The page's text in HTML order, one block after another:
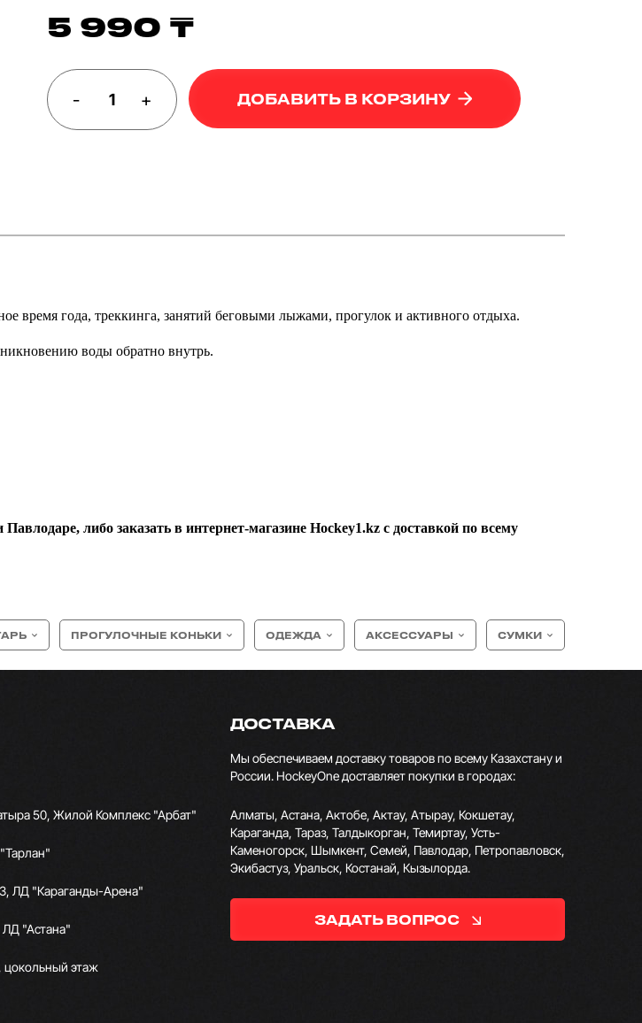
5 990 ₸
- + ДОБАВИТЬ В КОРЗИНУ
время года, треккинга, занятий беговыми лыжами, прогулок и активного отдыха.
воды обратно внутрь.
либо заказать в интернет-магазине Hockey1.kz с доставкой по всему
ПРОГУЛОЧНЫЕ КОНЬКИ ОДЕЖДА АКСЕССУАРЫ СУМКИ
50, Жилой Комплекс "Арбат"
​ЛД "Караганды-Арена"
ЛД "Астана"
цокольный этаж
ДОСТАВКА
Мы обеспечиваем доставку товаров по всему Казахстану и
России. HockeyOne доставляет покупки в городах:
Алматы, Астана, Актобе, Актау, Атырау, Кокшетау,
Караганда, Тараз, Талдыкорган, Темиртау, Усть-
Каменогорск, Шымкент, Семей, Павлодар, Петропавловск,
Экибастуз, Уральск, Костанай, Кызылорда.
ЗАДАТЬ ВОПРОС